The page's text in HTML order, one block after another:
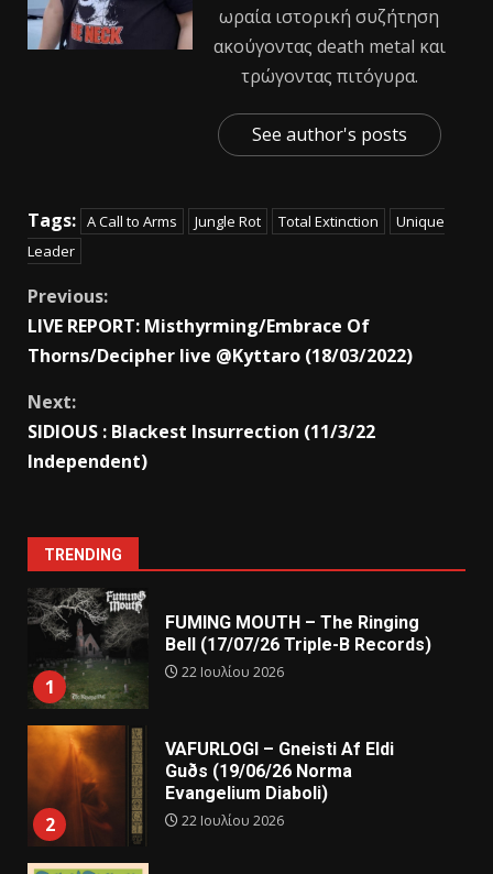
ωραία ιστορική συζήτηση
ακούγοντας death metal και
τρώγοντας πιτόγυρα.
See author's posts
Tags: A Call to Arms Jungle Rot Total Extinction
Unique
Leader
Previous:
LIVE REPORT: Misthyrming/Embrace Of
Thorns/Decipher live @Kyttaro (18/03/2022)
Next:
SIDIOUS : Blackest Insurrection (11/3/22
Independent)
TRENDING
1
FUMING MOUTH – The Ringing
Bell (17/07/26 Triple-B Records)
22 Ιουλίου 2026
2
VAFURLOGI – Gneisti Af Eldi
Guðs (19/06/26 Norma
Evangelium Diaboli)
22 Ιουλίου 2026